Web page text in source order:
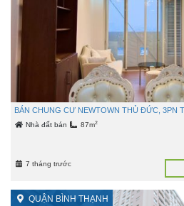
BÁN CHUNG CƯ NEWTOWN THỦ ĐỨC, 3PN
Nhà đất bán 87m2
7 tháng trước
QUẬN BÌNH THẠNH